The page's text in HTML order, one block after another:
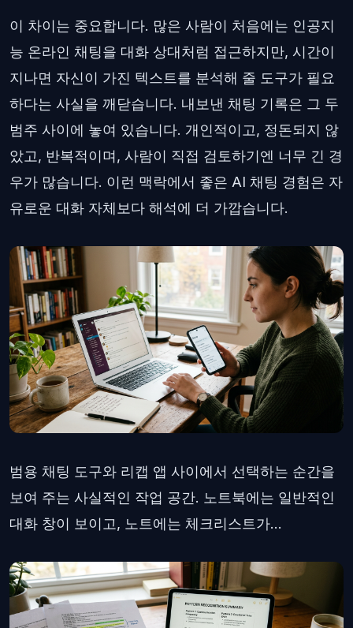
이 차이는 중요합니다. 많은 사람이 처음에는 인공지
능 온라인 채팅을 대화 상대처럼 접근하지만, 시간이
지나면 자신이 가진 텍스트를 분석해 줄 도구가 필요
하다는 사실을 깨닫습니다. 내보낸 채팅 기록은 그 두
범주 사이에 놓여 있습니다. 개인적이고, 정돈되지 않
았고, 반복적이며, 사람이 직접 검토하기엔 너무 긴 경
우가 많습니다. 이런 맥락에서 좋은 AI 채팅 경험은 자
유로운 대화 자체보다 해석에 더 가깝습니다.
범용 채팅 도구와 리캡 앱 사이에서 선택하는 순간을
보여 주는 사실적인 작업 공간. 노트북에는 일반적인
대화 창이 보이고, 노트에는 체크리스트가...